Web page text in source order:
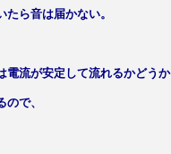
たら音は届かない。
電流が安定して流れるかどうか
ので、